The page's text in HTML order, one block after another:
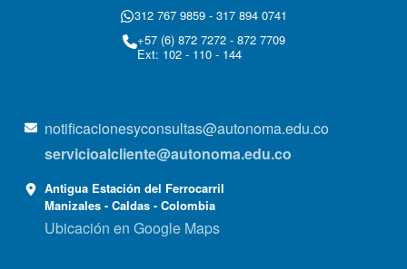
312 767 9859 - 317 894 0741
+57 (6) 872 7272 - 872 7709
Ext: 102 - 110 - 144
notificacionesyconsultas@autonoma.edu.co
servicioalcliente@autonoma.edu.co
Antigua Estación del Ferrocarril
Manizales - Caldas - Colombia
Ubicación en Google Maps